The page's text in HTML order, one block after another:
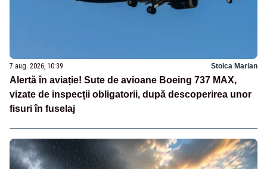
7 aug. 2026, 10:39 Stoica Marian
Alertă în aviație! Sute de avioane Boeing 737 MAX,
vizate de inspecții obligatorii, după descoperirea unor
fisuri în fuselaj